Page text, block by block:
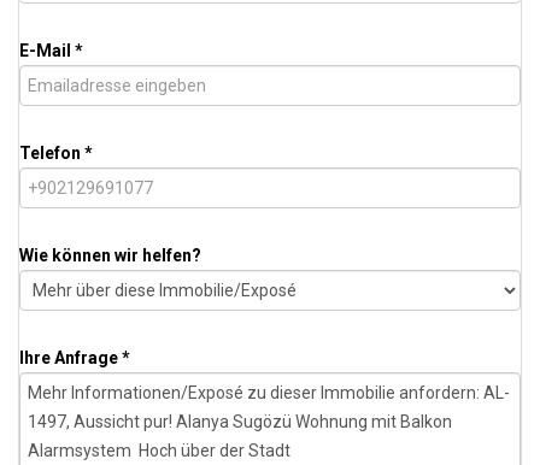
E-Mail *
Telefon *
Wie können wir helfen?
Ihre Anfrage *